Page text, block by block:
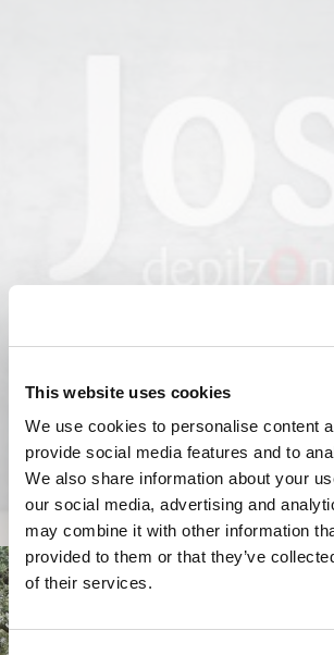
This website uses cookies
We use cookies to personalise content
provide social media features and to
We also share information about your
our social media, advertising and
may combine it with other information
provided to them or that they’ve
of their services.